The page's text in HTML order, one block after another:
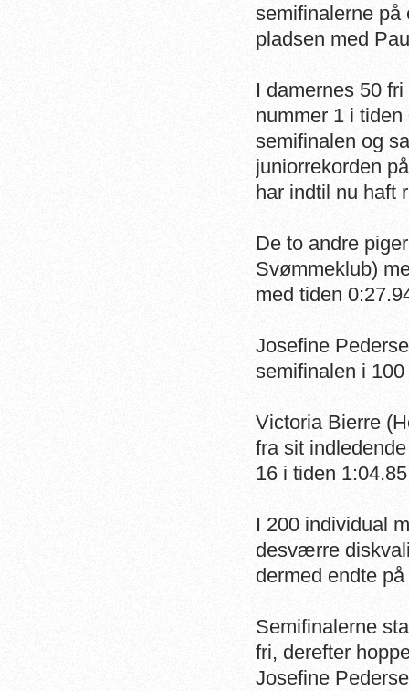
semifinalerne på
pladsen med
I damernes 50
nummer 1 i
semifinalen og
juniorrekorden
har indtil nu haft
De to andre
Svømmeklub)
med tiden
Josefine
semifinalen i
Victoria Bierre
fra sit
16 i tiden
I 200 individual
desværre
dermed endte
Semifinalerne
fri, derefter
Josefine